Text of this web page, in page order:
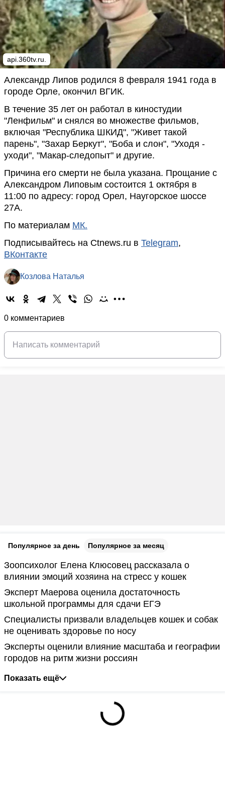
api.360tv.ru.
Александр Липов родился 8 февраля 1941 года в
городе Орле, окончил ВГИК.
В течение 35 лет он работал в киностудии
"Ленфильм" и снялся во множестве фильмов,
включая "Республика ШКИД", "Живет такой
парень", "Захар Беркут", "Боба и слон", "Уходя -
уходи", "Макар-следопыт" и другие.
Причина его смерти не была указана. Прощание с
Александром Липовым состоится 1 октября в
11:00 по адресу: город Орел, Наугорское шоссе
27А.
По материалам МК.
Подписывайтесь на Ctnews.ru в Telegram,
ВКонтакте
Козлова Наталья
0 комментариев
Популярное за день Популярное за месяц
Зоопсихолог Елена Клюсовец рассказала о
влиянии эмоций хозяина на стресс у кошек
Эксперт Маерова оценила достаточность
школьной программы для сдачи ЕГЭ
Специалисты призвали владельцев кошек и собак
не оценивать здоровье по носу
Эксперты оценили влияние масштаба и географии
городов на ритм жизни россиян
Показать ещё